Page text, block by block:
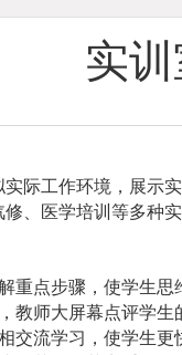
实
际工作环境，展示
、医学培训等多种
重点步骤，使学生思
教师大屏幕点评学
交流学习，使学生